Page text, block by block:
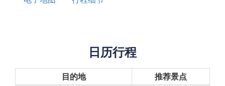
日历行程
目的地
推荐景点